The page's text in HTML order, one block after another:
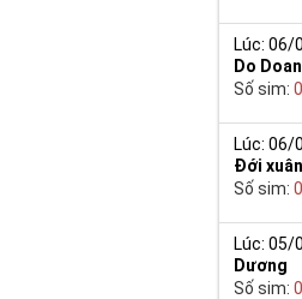
Lúc: 06/
Do
Số sim:
Lúc: 06/
Đới
Số sim:
Lúc: 05/
Dương
Số sim: